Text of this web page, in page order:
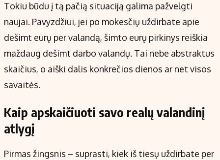
Tokiu būdu į tą pačią situaciją galima pažvelgti
naujai. Pavyzdžiui, jei po mokesčių uždirbate apie
dešimt eurų per valandą, šimto eurų pirkinys reiškia
maždaug dešimt darbo valandų. Tai nebe abstraktus
skaičius, o aiški dalis konkrečios dienos ar net visos
savaitės.
Kaip apskaičiuoti savo realų valandinį
atlygį
Pirmas žingsnis – suprasti, kiek iš tiesų uždirbate per